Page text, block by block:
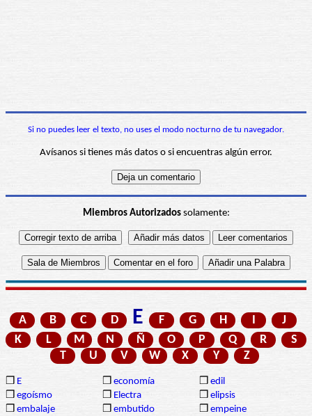
Si no puedes leer el texto, no uses el modo nocturno de tu navegador.
Avísanos si tienes más datos o si encuentras algún error.
Miembros Autorizadossolamente:
A B C D E F G H I
J
K
L M N Ñ O P Q R
S
T
U V W X Y Z
❒ E ❒ economía ❒ edil
❒ egoísmo ❒ Electra ❒ elipsis
❒ embalaje ❒ embutido ❒ empeine